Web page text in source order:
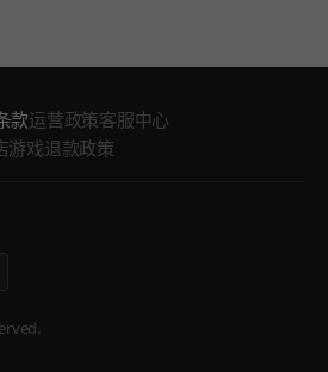
款运营政策客服中心
游戏退款政策